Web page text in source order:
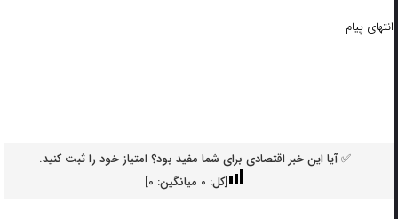
انتهای پیام
✅ آیا این خبر اقتصادی برای شما مفید بود؟ امتیاز خود را ثبت کنید.
[کل: 0میانگین: 0
]